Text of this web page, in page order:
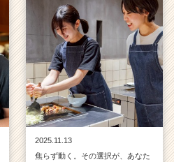
2025.11.13
焦らず動く。その選択が、あなた